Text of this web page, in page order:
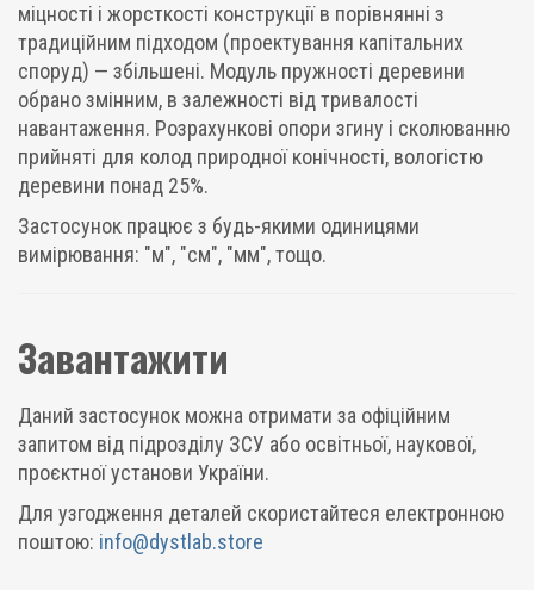
міцності і жорсткості конструкції в порівнянні з
традиційним підходом (проектування капітальних
споруд) — збільшені. Модуль пружності деревини
обрано змінним, в залежності від тривалості
навантаження. Розрахункові опори згину і сколюванню
прийняті для колод природної конічності, вологістю
деревини понад 25%.
Застосунок працює з будь-якими одиницями
вимірювання: "м", "см", "мм", тощо.
Завантажити
Даний застосунок можна отримати за офіційним
запитом від підрозділу ЗСУ або освітньої, наукової,
проєктної установи України.
Для узгодження деталей скористайтеся електронною
поштою: info@dystlab.store